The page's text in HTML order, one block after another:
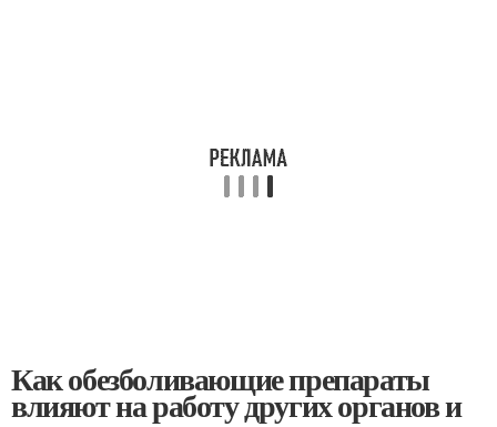
Как обезболивающие препараты
влияют на работу других органов и